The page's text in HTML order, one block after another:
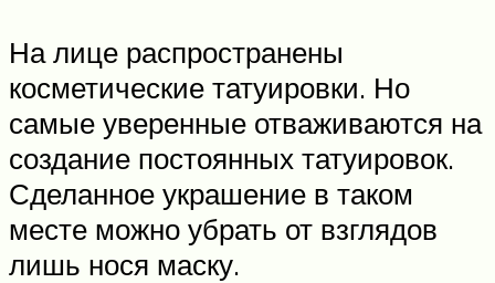
На лице распространены
косметические татуировки. Но
самые уверенные отваживаются на
создание постоянных татуировок.
Сделанное украшение в таком
месте можно убрать от взглядов
лишь нося маску.